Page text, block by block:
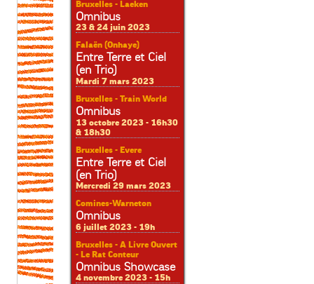
Bruxelles - Laeken
Omnibus
23 & 24 juin 2023
Falaën (Onhaye)
Entre Terre et Ciel
(en Trio)
Mardi 7 mars 2023
Bruxelles - Train World
Omnibus
13 octobre 2023 - 16h30
& 18h30
Bruxelles - Evere
Entre Terre et Ciel
(en Trio)
Mercredi 29 mars 2023
Comines-Warneton
Omnibus
6 juillet 2023 - 19h
Bruxelles - A Livre Ouvert
- Le Rat Conteur
Omnibus Showcase
4 novembre 2023 - 15h